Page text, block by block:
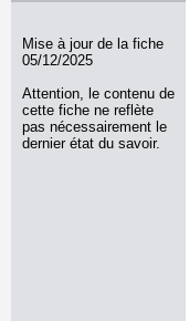
Mise à jour de la fiche
05/12/2025
Attention, le contenu de
cette fiche ne reflète
pas nécessairement le
dernier état du savoir.